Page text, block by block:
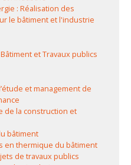
: Réalisation des
le bâtiment et l'industrie
et Travaux publics
et management de
de la construction et
bâtiment
en thermique du bâtiment
de travaux publics